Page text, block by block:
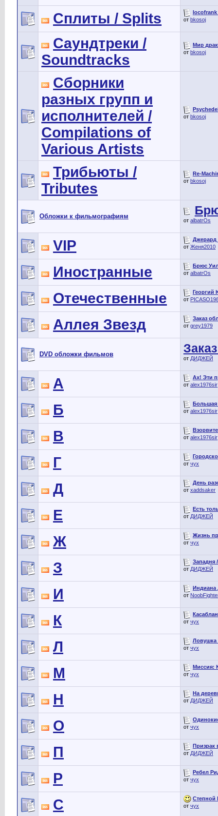
Сплиты / Splits
locofrank
от bkosoj
Саундтреки /
Soundtracks
Мир
от bkosoj
Сборники
разных групп и
исполнителей /
Compilations of
Various Artists
от bkosoj
Трибьюты /
Tributes
Re-
от bkosoj
Обложки к фильмографиям
от albatrOs
VIP
Джерард
от Женя2010
Иностранные
Брюс
от albatrOs
Отечественные
Георгий
от
Аллея Звезд
Заказ
от grey1979
DVD обложки фильмов
от ДИДЖЕЙ
А
Ах! Эти
от alex1976sir
Б
Большая
от alex1976sir
В
от alex1976sir
Г
от чух
Д
День
от xaddsaker
Е
Есть
от ДИДЖЕЙ
Ж
Жизнь
от чух
З
Западня
от ДИДЖЕЙ
И
Индиана
от
К
от чух
Л
Ловушка
от чух
М
Миссия:
от чух
Н
На
от ДИДЖЕЙ
О
от чух
П
Призрак
от ДИДЖЕЙ
Р
Ребел
от чух
С
Степной
от чух